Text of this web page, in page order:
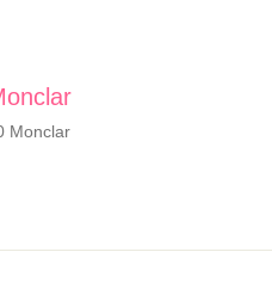
Monclar